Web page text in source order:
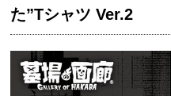
た”Tシャツ Ver.2